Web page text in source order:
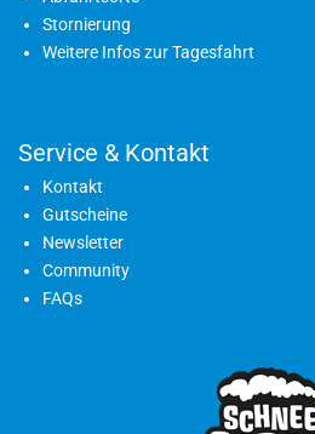
Stornierung
Weitere Infos zur Tagesfahrt
Service & Kontakt
Kontakt
Gutscheine
Newsletter
Community
FAQs